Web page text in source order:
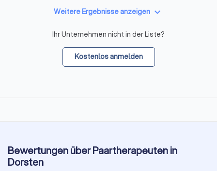
Weitere Ergebnisse anzeigen keyboard_arrow_down
Ihr Unternehmen nicht in der Liste?
Kostenlos anmelden
Bewertungen über Paartherapeuten in
Dorsten